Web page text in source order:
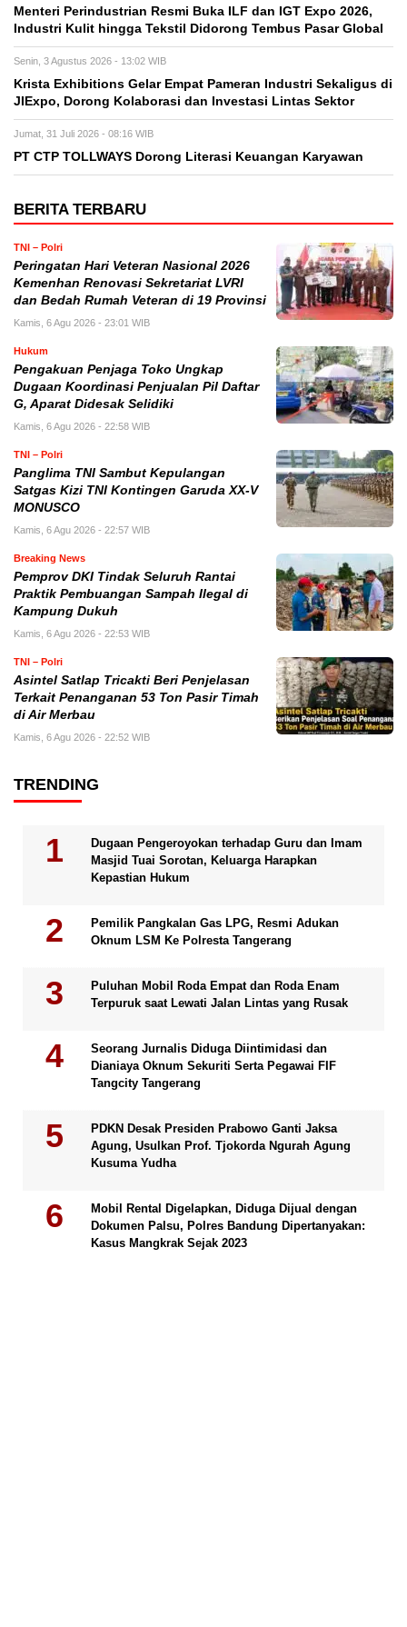
Menteri Perindustrian Resmi Buka ILF dan IGT Expo 2026,
Industri Kulit hingga Tekstil Didorong Tembus Pasar Global
Senin, 3 Agustus 2026 - 13:02 WIB
Krista Exhibitions Gelar Empat Pameran Industri Sekaligus di
JIExpo, Dorong Kolaborasi dan Investasi Lintas Sektor
Jumat, 31 Juli 2026 - 08:16 WIB
PT CTP TOLLWAYS Dorong Literasi Keuangan Karyawan
BERITA TERBARU
TNI – Polri
Peringatan Hari Veteran Nasional 2026
Kemenhan Renovasi Sekretariat LVRI
dan Bedah Rumah Veteran di 19 Provinsi
Kamis, 6 Agu 2026 - 23:01 WIB
Hukum
Pengakuan Penjaga Toko Ungkap
Dugaan Koordinasi Penjualan Pil Daftar
G, Aparat Didesak Selidiki
Kamis, 6 Agu 2026 - 22:58 WIB
TNI – Polri
Panglima TNI Sambut Kepulangan
Satgas Kizi TNI Kontingen Garuda XX-V
MONUSCO
Kamis, 6 Agu 2026 - 22:57 WIB
Breaking News
Pemprov DKI Tindak Seluruh Rantai
Praktik Pembuangan Sampah Ilegal di
Kampung Dukuh
Kamis, 6 Agu 2026 - 22:53 WIB
TNI – Polri
Asintel Satlap Tricakti Beri Penjelasan
Terkait Penanganan 53 Ton Pasir Timah
di Air Merbau
Kamis, 6 Agu 2026 - 22:52 WIB
TRENDING
Dugaan Pengeroyokan terhadap Guru dan Imam
Masjid Tuai Sorotan, Keluarga Harapkan
Kepastian Hukum
Pemilik Pangkalan Gas LPG, Resmi Adukan
Oknum LSM Ke Polresta Tangerang
Puluhan Mobil Roda Empat dan Roda Enam
Terpuruk saat Lewati Jalan Lintas yang Rusak
Seorang Jurnalis Diduga Diintimidasi dan
Dianiaya Oknum Sekuriti Serta Pegawai FIF
Tangcity Tangerang
PDKN Desak Presiden Prabowo Ganti Jaksa
Agung, Usulkan Prof. Tjokorda Ngurah Agung
Kusuma Yudha
Mobil Rental Digelapkan, Diduga Dijual dengan
Dokumen Palsu, Polres Bandung Dipertanyakan:
Kasus Mangkrak Sejak 2023